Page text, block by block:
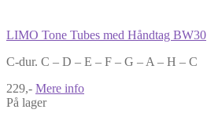
LIMO Tone Tubes med Håndtag BW30
C-dur. C – D – E – F – G – A – H – C
229,- Mere info
På lager